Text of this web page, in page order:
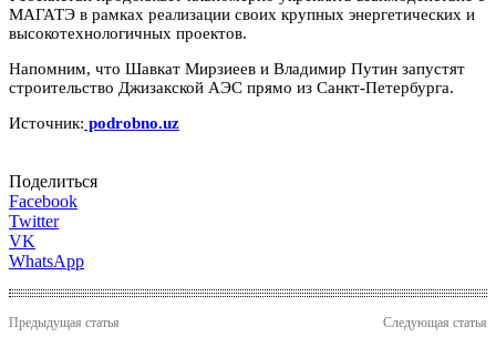
МАГАТЭ в рамках реализации своих крупных энергетических и
высокотехнологичных проектов.
Напомним, что Шавкат Мирзиеев и Владимир Путин запустят
строительство Джизакской АЭС прямо из Санкт-Петербурга.
Источник: podrobno.uz
Поделиться
Facebook
Twitter
VK
WhatsApp
Предыдущая статья Следующая статья